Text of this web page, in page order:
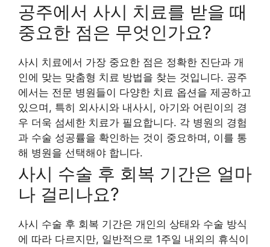
공주에서 사시 치료를 받을 때
중요한 점은 무엇인가요?
사시 치료에서 가장 중요한 점은 정확한 진단과 개
인에 맞는 맞춤형 치료 방법을 찾는 것입니다. 공주
에서는 전문 병원들이 다양한 치료 옵션을 제공하고
있으며, 특히 외사시와 내사시, 아기와 어린이의 경
우 더욱 섬세한 치료가 필요합니다. 각 병원의 경험
과 수술 성공률을 확인하는 것이 중요하며, 이를 통
해 병원을 선택해야 합니다.
사시 수술 후 회복 기간은 얼마
나 걸리나요?
사시 수술 후 회복 기간은 개인의 상태와 수술 방식
에 따라 다르지만, 일반적으로 1주일 내외의 휴식이